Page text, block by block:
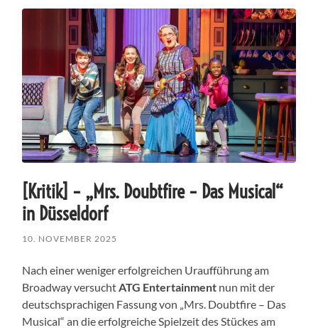
[Kritik] – „Mrs. Doubtfire – Das Musical“
in Düsseldorf
10. NOVEMBER 2025
Nach einer weniger erfolgreichen Uraufführung am
Broadway versuchtATG Entertainment nun mit der
deutschsprachigen Fassung von „Mrs. Doubtfire – Das
Musical“ an die erfolgreiche Spielzeit des Stückes am